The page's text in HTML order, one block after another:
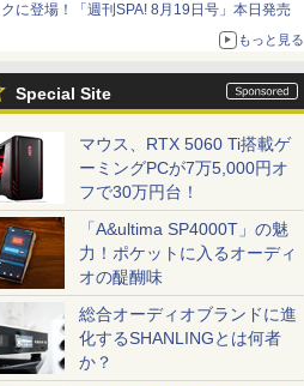
クに登場！「週刊SPA! 8月19日号」本日発売
もっと見る
Special Site
マウス、RTX 5060 Ti搭載ゲ
ーミングPCが7万5,000円オ
フで30万円台！
「A&ultima SP4000T」の魅
力！ポケットに入るオーディ
オの醍醐味
総合オーディオブランドに進
化するSHANLINGとは何者
か？